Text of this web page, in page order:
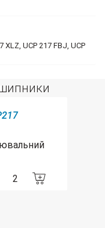
XLZ, UCP 217 FBJ, UCP
2